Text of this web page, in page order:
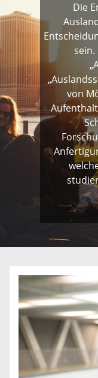
Die
von